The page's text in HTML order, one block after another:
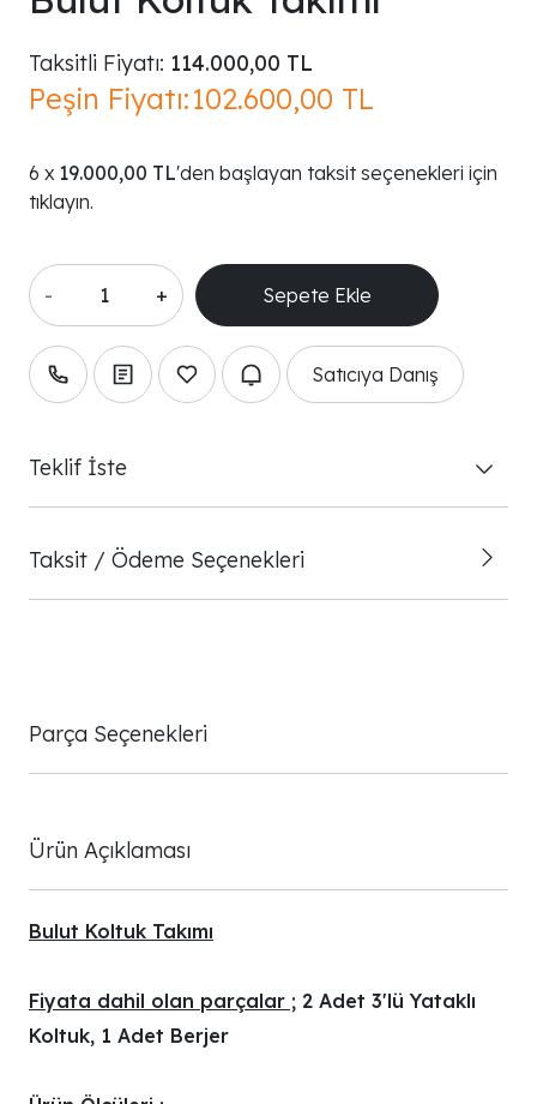
Taksitli Fiyatı: 114.000,00 TL
Peşin Fiyatı:102.600,00 TL
19.000,00 TL'den başlayan taksit seçenekleri için
tıklayın.
- +
Satıcıya Danış
Teklif İste
Taksit / Ödeme Seçenekleri
Parça Seçenekleri
Ürün Açıklaması
Bulut Koltuk Takımı
Fiyata dahil olan parçalar ; 2 Adet 3'lü Yataklı
Koltuk, 1 Adet Berjer